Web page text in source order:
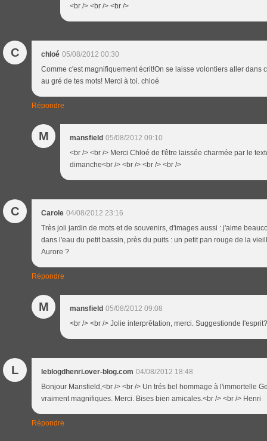
<br /> <br /> <br />
C chloé 05/08/2012 00:30
Comme c'est magnifiquement écrit!On se laisse volontiers aller dans
au gré de tes mots! Merci à toi. chloé
Répondre
M mansfield 05/08/2012 09:10
<br /> <br /> Merci Chloé de t'être laissée charmée par le
dimanche<br /> <br /> <br /> <br />
C Carole 04/08/2012 23:16
Très joli jardin de mots et de souvenirs, d'images aussi : j'aime
dans l'eau du petit bassin, près du puits : un petit pan rouge de la
Aurore ?
Répondre
M mansfield 05/08/2012 09:08
<br /> <br /> Jolie interprêtation, merci. Suggestionde
L leblogdhenri.over-blog.com 04/08/2012 18:48
Bonjour Mansfield,<br /> <br /> Un trés bel hommage à l'immortelle
vraiment magnifiques. Merci. Bises bien amicales.<br /> <br /> Henri
Répondre